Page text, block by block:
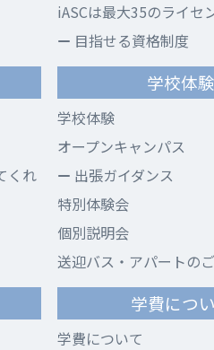
iASCは最大35のライセ
目指せる資格制度
くれ
学校体験
学校体験
オープンキャンパス
出張ガイダンス
特別体験会
個別説明会
送迎バス・アパートの
学費につ
学費について